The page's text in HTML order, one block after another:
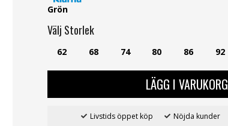
Grön
Välj Storlek
62 68 74 80 86 92
LÄGG I VARUKORG
Livstids öppet köp Nöjda kunder